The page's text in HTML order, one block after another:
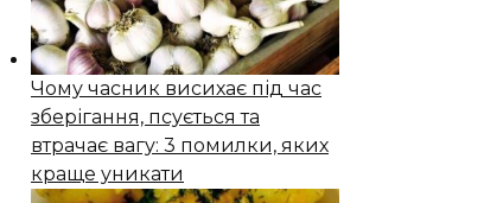
Чому часник висихає під час
зберігання, псується та
втрачає вагу: 3 помилки, яких
краще уникати